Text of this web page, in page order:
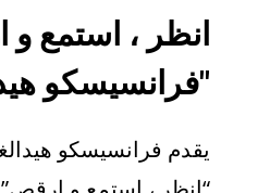
"فرانسيسكو
يقدم فرانسيسكو